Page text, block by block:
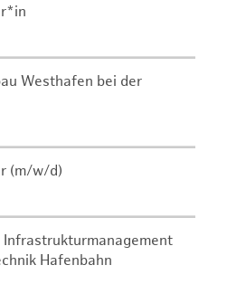
Westhafen bei der
(m/w/d)
Hafenbahn